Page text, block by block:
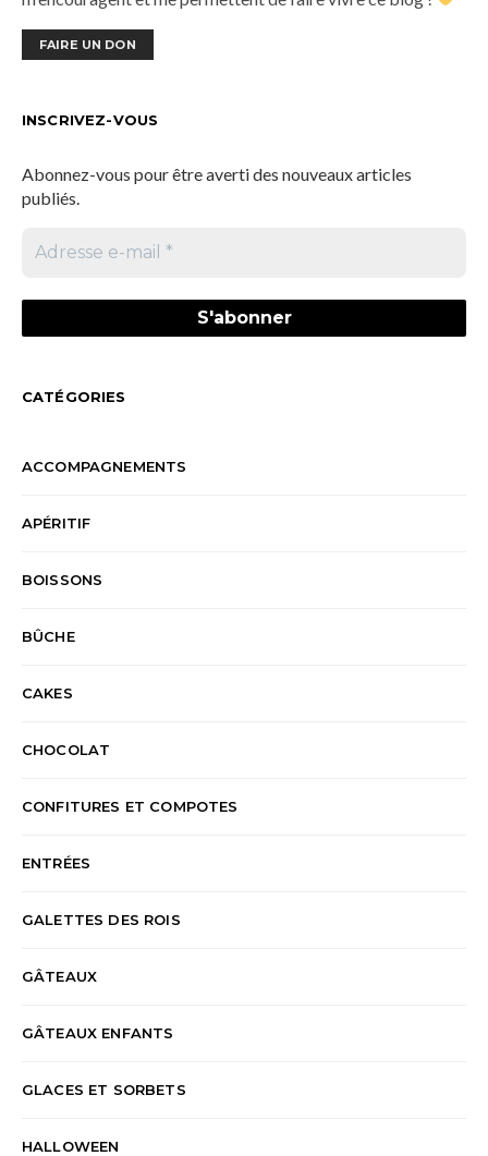
FAIRE UN DON
INSCRIVEZ-VOUS
Abonnez-vous pour être averti des nouveaux articles
publiés.
CATÉGORIES
ACCOMPAGNEMENTS
APÉRITIF
BOISSONS
BÛCHE
CAKES
CHOCOLAT
CONFITURES ET COMPOTES
ENTRÉES
GALETTES DES ROIS
GÂTEAUX
GÂTEAUX ENFANTS
GLACES ET SORBETS
HALLOWEEN